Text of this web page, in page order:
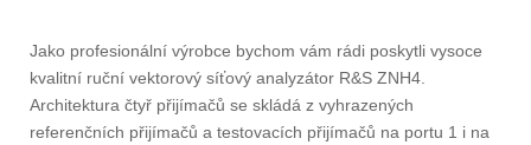
Jako profesionální výrobce bychom vám rádi poskytli vysoce
kvalitní ruční vektorový síťový analyzátor R&S ZNH4.
Architektura čtyř přijímačů se skládá z vyhrazených
referenčních přijímačů a testovacích přijímačů na portu 1 i na